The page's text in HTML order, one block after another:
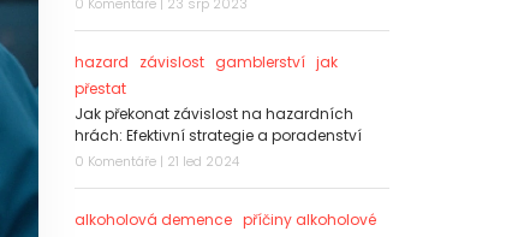
hazard závislost gamblerství jak
přestat
Jak překonat závislost na hazardních
hrách: Efektivní strategie a poradenství
0 Komentáře | 21 led 2024
alkoholová demence příčiny alkoholové